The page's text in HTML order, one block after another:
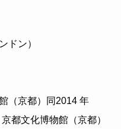
ドン）
（京都）同2014 年
都文化博物館（京都）